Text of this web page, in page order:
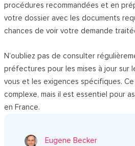
procédures recommandées et en
votre dossier avec les documents
chances de voir votre demande
N’oubliez pas de consulter
préfectures pour les mises à jour sur
vous et les exigences spécifiques.
complexe, mais il est essentiel pour
en France.
Eugene Becker